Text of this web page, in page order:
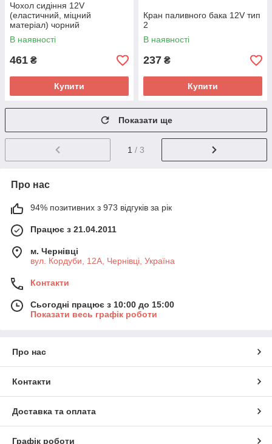
Чохол сидіння 12V
(еластичний, міцний
матеріал) чорний
В наявності
461 ₴
Купити
Кран паливного бака 12V тип
2
В наявності
237 ₴
Купити
Показати ще
1 / 3
Про нас
94% позитивних з 973 відгуків за рік
Працює з 21.04.2011
м. Чернівці
вул. Кордуби, 12А, Чернівці, Україна
Контакти
Сьогодні працює з 10:00 до 15:00
Показати весь графік роботи
Про нас
Контакти
Доставка та оплата
Графік роботи